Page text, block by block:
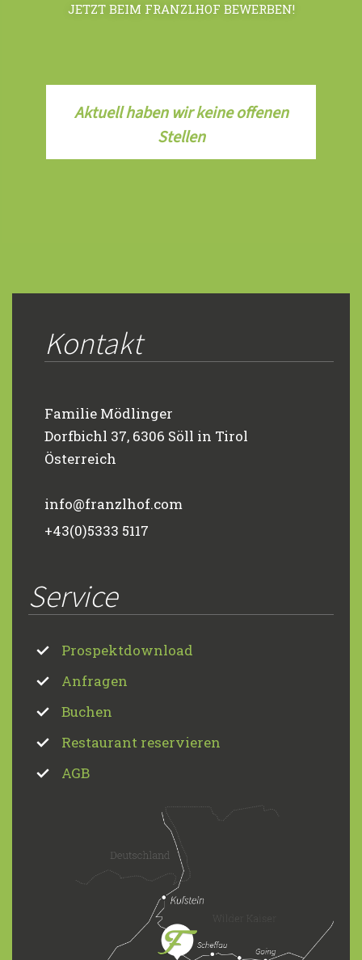
JETZT BEIM FRANZLHOF BEWERBEN!
Aktuell haben wir keine offenen
Stellen
Kontakt
Familie Mödlinger
Dorfbichl 37, 6306 Söll in Tirol
Österreich
info@franzlhof.com
+43(0)5333 5117
Service
Prospektdownload
Anfragen
Buchen
Restaurant reservieren
AGB